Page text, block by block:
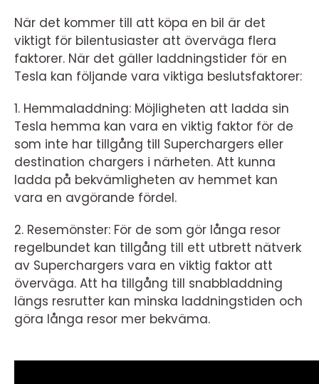
När det kommer till att köpa en bil är det
viktigt för bilentusiaster att överväga flera
faktorer. När det gäller laddningstider för en
Tesla kan följande vara viktiga beslutsfaktorer:
1. Hemmaladdning: Möjligheten att ladda sin
Tesla hemma kan vara en viktig faktor för de
som inte har tillgång till Superchargers eller
destination chargers i närheten. Att kunna
ladda på bekvämligheten av hemmet kan
vara en avgörande fördel.
2. Resemönster: För de som gör långa resor
regelbundet kan tillgång till ett utbrett nätverk
av Superchargers vara en viktig faktor att
överväga. Att ha tillgång till snabbladdning
längs resrutter kan minska laddningstiden och
göra långa resor mer bekväma.